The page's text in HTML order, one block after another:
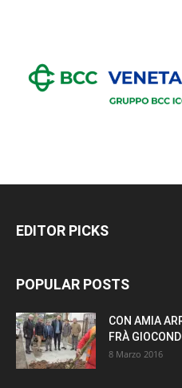
EDITOR PICKS
POPULAR POSTS
CON AMIA
FRÀ
8 Marzo 2016